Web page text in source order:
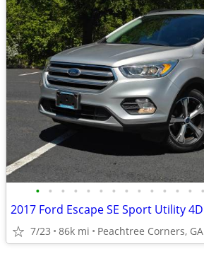
• • • • • • • • • • • • • •
2017 Ford Escape SE Sport Utility 4D
7/23 86k mi Peachtree Corners, GA